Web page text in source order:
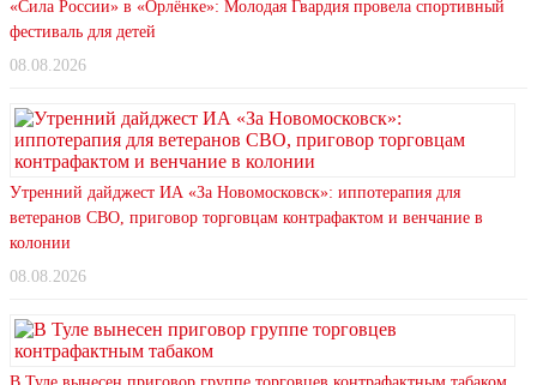
«Сила России» в «Орлёнке»: Молодая Гвардия провела спортивный
фестиваль для детей
08.08.2026
Утренний дайджест ИА «За Новомосковск»: иппотерапия для
ветеранов СВО, приговор торговцам контрафактом и венчание в
колонии
08.08.2026